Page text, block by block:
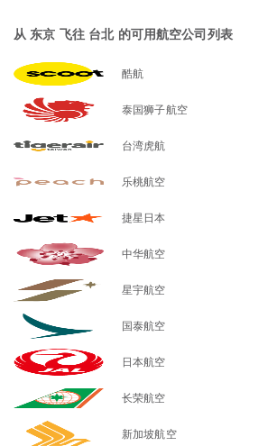
从 东京 飞往 台北 的可用航空公司列表
酷航
泰国狮子航空
台湾虎航
乐桃航空
捷星日本
中华航空
星宇航空
国泰航空
日本航空
长荣航空
新加坡航空